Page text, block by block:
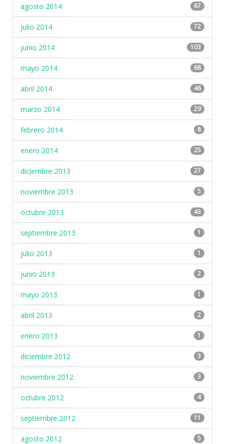
agosto 2014 67
julio 2014 72
junio 2014 103
mayo 2014 68
abril 2014 46
marzo 2014 29
febrero 2014 8
enero 2014 25
diciembre 2013 27
noviembre 2013 5
octubre 2013 43
septiembre 2013 1
julio 2013 1
junio 2013 2
mayo 2013 1
abril 2013 2
enero 2013 1
diciembre 2012 3
noviembre 2012 3
octubre 2012 4
septiembre 2012 11
agosto 2012 5